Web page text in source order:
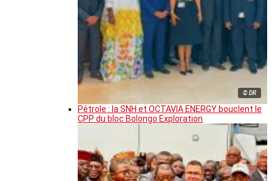
© DR
Pétrole : la SNH et OCTAVIA ENERGY bouclent le
CPP du bloc Bolongo Exploration